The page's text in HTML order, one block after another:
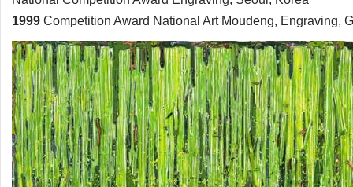
1999 Competition Award National Art Moudeng, Engraving,